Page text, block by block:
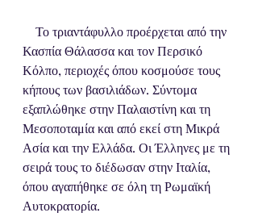
Κασπία Θάλασσα και τον Περσικό
Κόλπο, περιοχές όπου κοσμούσε τους
κήπους των βασιλιάδων. Σύντομα
εξαπλώθηκε στην Παλαιστίνη και τη
Μεσοποταμία και από εκεί στη Μικρά
Ασία και την Ελλάδα. Οι Έλληνες με τη
σειρά τους το διέδωσαν στην Ιταλία,
όπου αγαπήθηκε σε όλη τη Ρωμαϊκή
Αυτοκρατορία.